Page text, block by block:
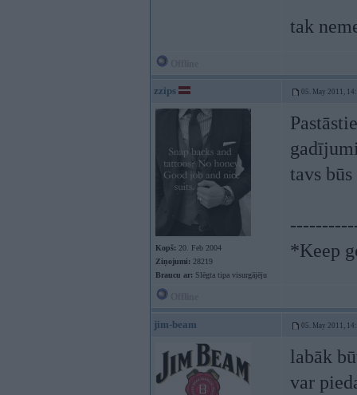
tak
zzips 05. May 2011,
Kopš: 20. Feb 2004
Ziņojumi: 28219
Braucu ar: Slēgta tipa visurgājēju
tavs
*Keep
jim-beam 05. May 2011,
labāk
var